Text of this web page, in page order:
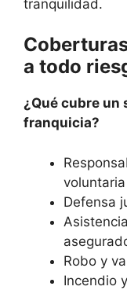
tranquilidad.
a todo
¿Qué cubre un
franquicia?
Defensa
Robo y
Incendio